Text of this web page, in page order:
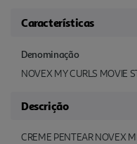
Características
Denominação
NOVEX MY CURLS MOVIE
Descrição
CREME PENTEAR NOVEX